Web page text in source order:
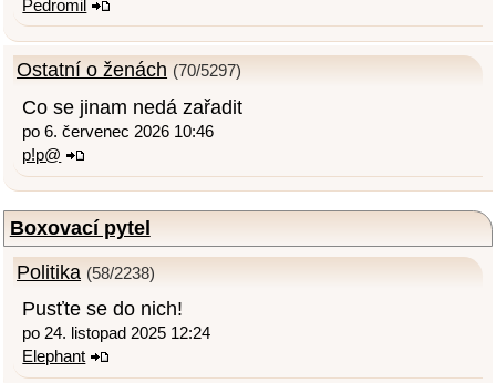
Pedromil
Ostatní o ženách (70/5297)
Co se jinam nedá zařadit
po 6. červenec 2026 10:46
p!p@
Boxovací pytel
Politika (58/2238)
Pusťte se do nich!
po 24. listopad 2025 12:24
Elephant